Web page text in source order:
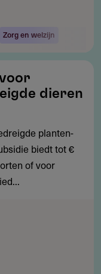
Zorg en welzijn
dieren
planten-
biedt tot €
of voor